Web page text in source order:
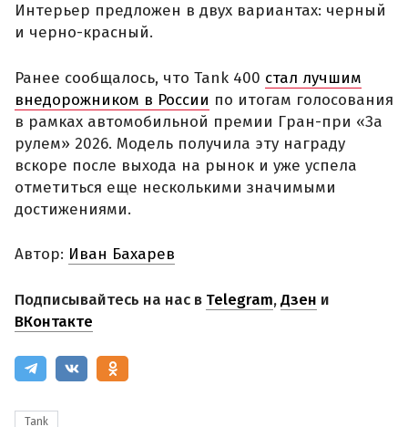
Интерьер предложен в двух вариантах: черный
и черно-красный.
Ранее сообщалось, что Tank 400 стал лучшим
внедорожником в России по итогам голосования
в рамках автомобильной премии Гран-при «За
рулем» 2026. Модель получила эту награду
вскоре после выхода на рынок и уже успела
отметиться еще несколькими значимыми
достижениями.
Автор: Иван Бахарев
Подписывайтесь на нас в Telegram,Дзен и
ВКонтакте
Tank